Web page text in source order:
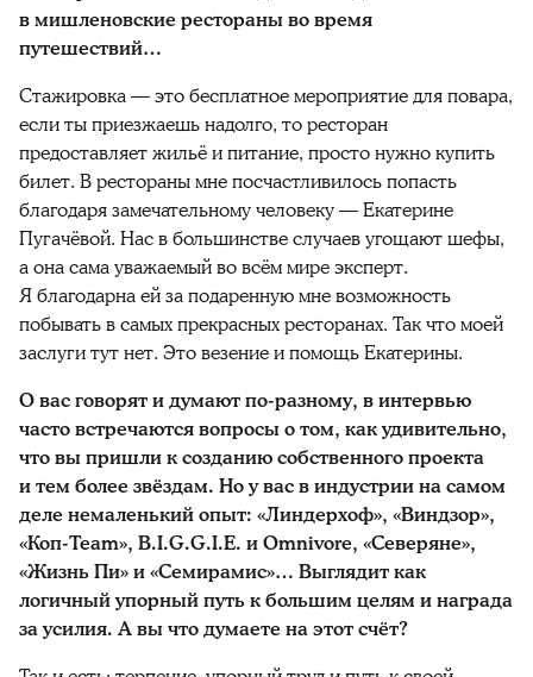
в мишленовские рестораны во время
путешествий…
Стажировка — это бесплатное мероприятие для повара,
если ты приезжаешь надолго, то ресторан
предоставляет жильё и питание, просто нужно купить
билет. В рестораны мне посчастливилось попасть
благодаря замечательному человеку — Екатерине
Пугачёвой. Нас в большинстве случаев угощают шефы,
а она сама уважаемый во всём мире эксперт.
Я благодарна ей за подаренную мне возможность
побывать в самых прекрасных ресторанах. Так что моей
заслуги тут нет. Это везение и помощь Екатерины.
О вас говорят и думают по-разному, в интервью
часто встречаются вопросы о том, как удивительно,
что вы пришли к созданию собственного проекта
и тем более звёздам. Но у вас в индустрии на самом
деле немаленький опыт: «Линдерхоф», «Виндзор»,
«Коп-Team», B.I.G.G.I.Е. и Omnivore, «Северяне»,
«Жизнь Пи» и «Семирамис»… Выглядит как
логичный упорный путь к большим целям и награда
за усилия. А вы что думаете на этот счёт?